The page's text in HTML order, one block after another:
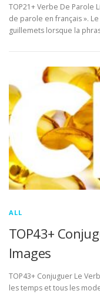
TOP21+ Verbe De Parole
de parole en français ».
guillemets lorsque la
ALL
TOP43+
Images
TOP43+ Conjuguer Le
les temps et tous les